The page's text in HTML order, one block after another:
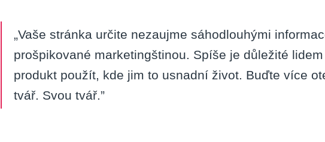
„Vaše stránka určite nezaujme sáhodlouhými
prošpikované marketingštinou. Spíše je důležité
produkt použít, kde jim to usnadní život. Buďte více
tvář. Svou tvář.”